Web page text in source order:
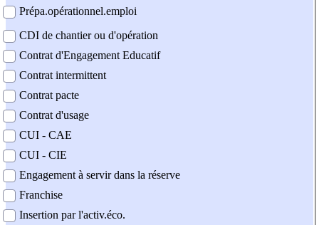
Prépa.opérationnel.emploi
CDI de chantier ou d'opération
Contrat d'Engagement Educatif
Contrat intermittent
Contrat pacte
Contrat d'usage
CUI - CAE
CUI - CIE
Engagement à servir dans la réserve
Franchise
Insertion par l'activ.éco.